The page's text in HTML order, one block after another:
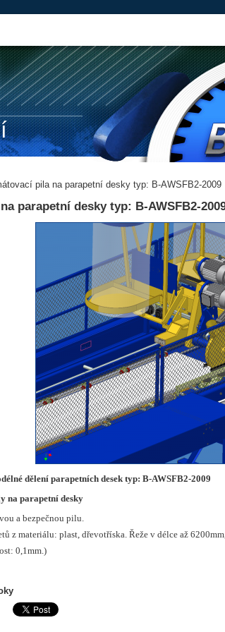
pila na parapetní desky typ: B-AWSFB2-2009
parapetní desky typ: B-AWSFB2-
dělení parapetních desek typ: B-AWSFB2-2009
na parapetní desky
a bezpečnou pilu.
z materiálu: plast, dřevotříska. Řeže v délce až
0,1mm.)